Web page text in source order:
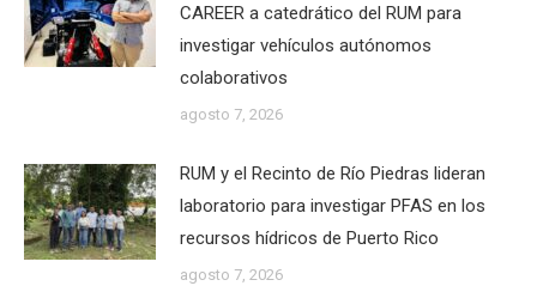
CAREER a catedrático del RUM para
investigar vehículos autónomos
colaborativos
agosto 7, 2026
RUM y el Recinto de Río Piedras lideran
laboratorio para investigar PFAS en los
recursos hídricos de Puerto Rico
agosto 7, 2026